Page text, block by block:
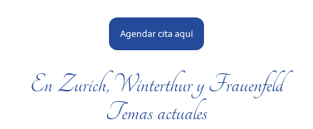
Agendar cita aquí
En Zurich, Winterthur y Frauenfeld
Temas actuales